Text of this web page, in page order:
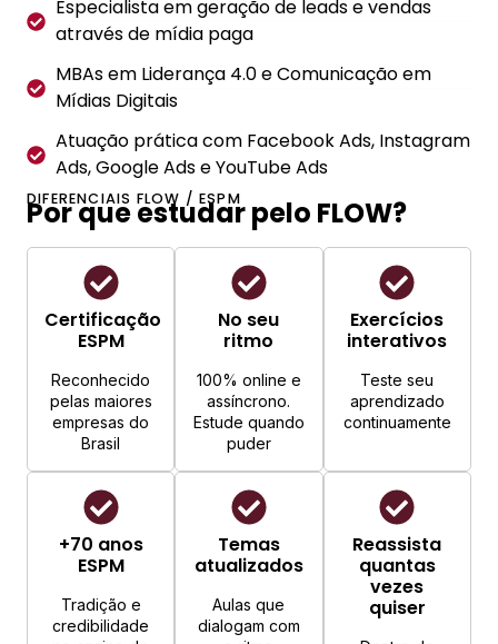
Especialista em geração de leads e vendas
através de mídia paga
MBAs em Liderança 4.0 e Comunicação em
Mídias Digitais
Atuação prática com Facebook Ads, Instagram
Ads, Google Ads e YouTube Ads
DIFERENCIAIS FLOW / ESPM
Por que estudar pelo FLOW?
Certificação
ESPM
Reconhecido
pelas maiores
empresas do
Brasil
No seu
ritmo
100% online e
assíncrono.
Estude quando
puder
Exercícios
interativos
Teste seu
aprendizado
continuamente
+70 anos
ESPM
Tradição e
credibilidade
Temas
atualizados
Aulas que
dialogam com
Reassista
quantas
vezes
quiser